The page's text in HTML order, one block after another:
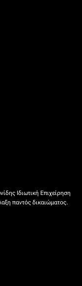
Ιδιωτική Επιχείρηση
παντός δικαιώματος.